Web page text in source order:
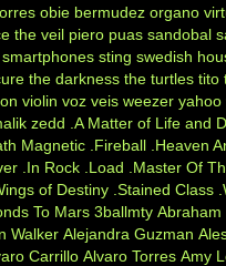
obie bermudez organo
the veil piero puas sandobal
smartphones sting swedish
the darkness the turtles tito
violin voz veis weezer yahoo
zedd .A Matter of Life and
Magnetic .Fireball .Heaven
.In Rock .Load .Master Of
of Destiny .Stained Class
To Mars 3ballmty Abraham
Walker Alejandra Guzman
Carrillo Alvaro Torres Amy